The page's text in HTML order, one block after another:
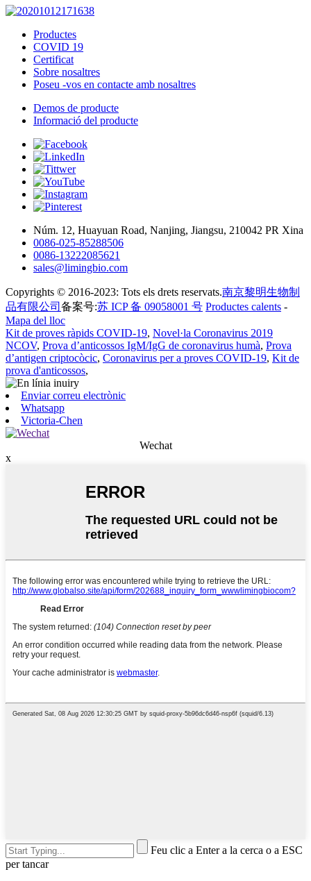
Productes
COVID 19
Certificat
Sobre nosaltres
Poseu -vos en contacte amb nosaltres
Demos de producte
Informació del producte
Núm. 12, Huayuan Road, Nanjing, Jiangsu, 210042 PR Xina
0086-025-85288506
0086-13222085621
sales@limingbio.com
Copyrights © 2016-2023: Tots els drets reservats.南京黎明生物制
品有限公司 备案号:苏 ICP 备 09058001 号 Productes calents -
Mapa del lloc
Kit de proves ràpids COVID-19, Novel·la Coronavirus 2019
NCOV, Prova d’anticossos IgM/IgG de coronavirus humà, Prova
d’antigen criptocòcic, Coronavirus per a proves COVID-19, Kit de
prova d'anticossos,
Enviar correu electrònic
Whatsapp
Victoria-Chen
Wechat
x
Feu clic a Enter a la cerca o a ESC
per tancar